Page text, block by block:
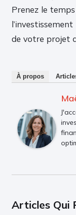
Prenez le
de votre projet
À propos
Articles Qui